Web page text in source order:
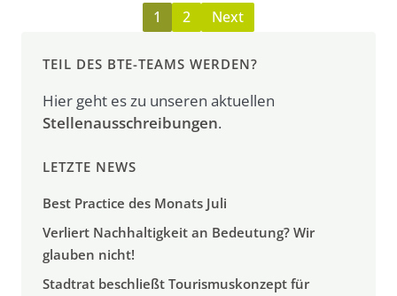
1 2 Next
TEIL DES BTE-TEAMS WERDEN?
Hier geht es zu unseren aktuellen
Stellenausschreibungen.
LETZTE NEWS
Best Practice des Monats Juli
Verliert Nachhaltigkeit an Bedeutung? Wir
glauben nicht!
Stadtrat beschließt Tourismuskonzept für